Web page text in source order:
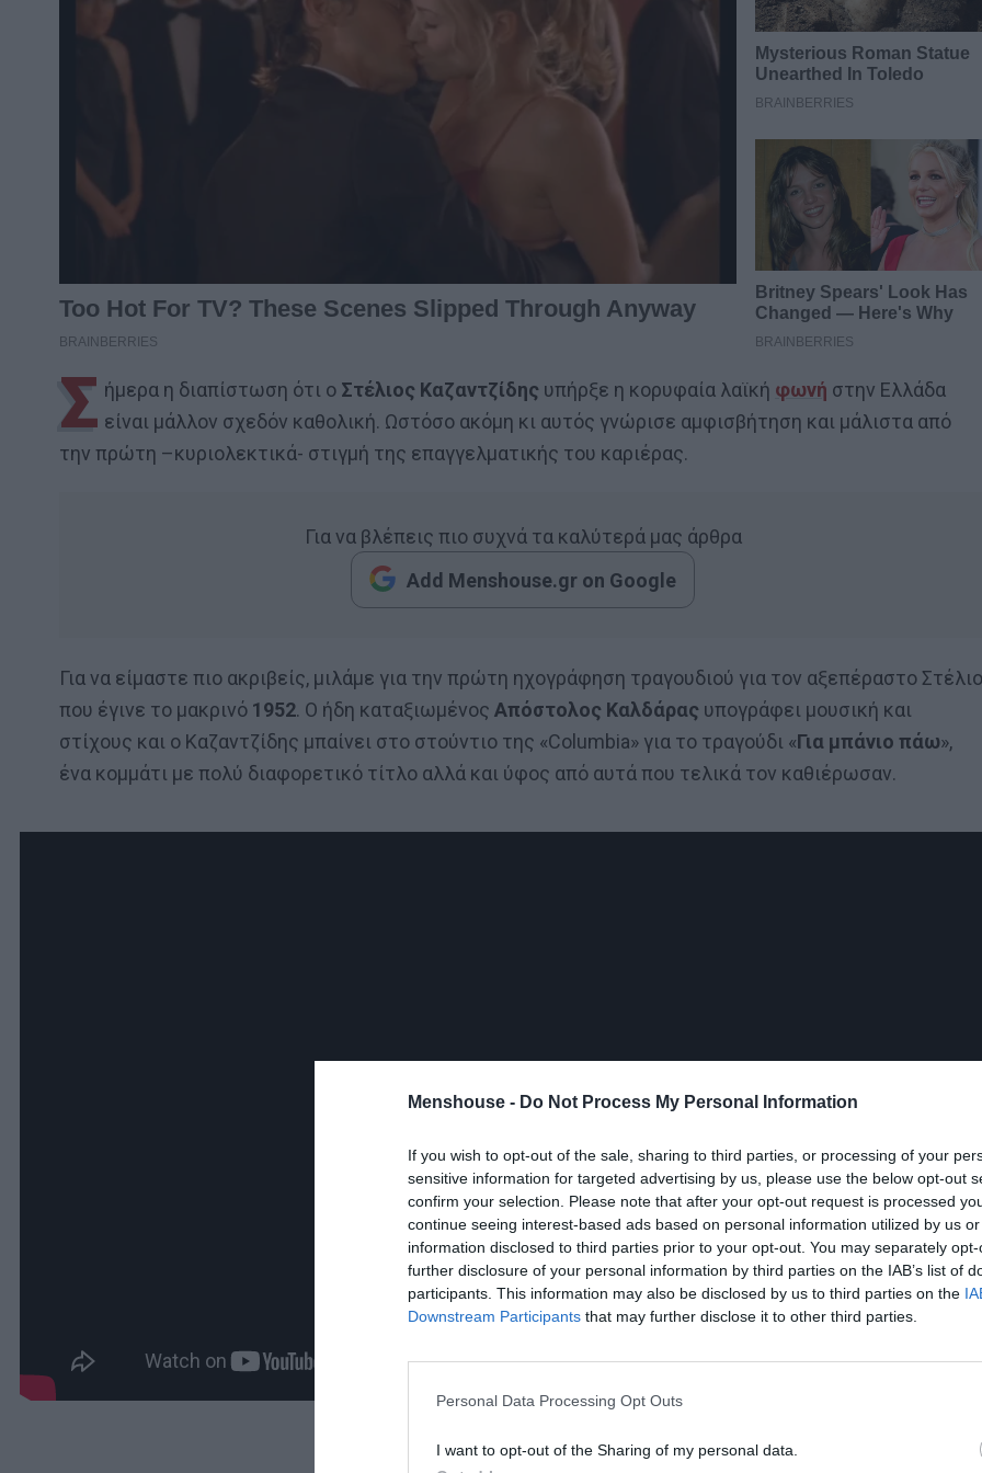
Menshouse - Do Not Process My Personal Information
If you wish to opt-out of the sale, sharing to third parties, or processing of your
sensitive information for targeted advertising by us, please use the below opt-out
confirm your selection. Please note that after your opt-out request is processed
continue seeing interest-based ads based on personal information utilized by us
information disclosed to third parties prior to your opt-out. You may separately
further disclosure of your personal information by third parties on the IAB’s list of
participants. This information may also be disclosed by us to third parties on the
Downstream Participants that may further disclose it to other third parties.
Personal Data Processing Opt Outs
I want to opt-out of the Sharing of my personal data.
Σ ήμερα η διαπίστωση ότι ο Στέλιος Καζαντζίδης υπήρξε η κορυφαία λαϊκή φωνή στην Ελλάδα
είναι μάλλον σχεδόν καθολική. Ωστόσο ακόμη κι αυτός γνώρισε αμφισβήτηση και μάλιστα από
την πρώτη –κυριολεκτικά- στιγμή της επαγγελματικής του καριέρας.
Για να βλέπεις πιο συχνά τα καλύτερά μας άρθρα
Add Menshouse.gr on Google
Για να είμαστε πιο ακριβείς, μιλάμε για την πρώτη ηχογράφηση τραγουδιού για τον αξεπέραστο Στέλιο
που έγινε το μακρινό 1952. Ο ήδη καταξιωμένος Απόστολος Καλδάρας υπογράφει μουσική και
στίχους και ο Καζαντζίδης μπαίνει στο στούντιο της «Columbia» για το τραγούδι «Για μπάνιο πάω»,
ένα κομμάτι με πολύ διαφορετικό τίτλο αλλά και ύφος από αυτά που τελικά τον καθιέρωσαν.